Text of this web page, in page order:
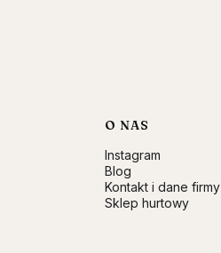
O NAS
Instagram
Blog
Kontakt i dane firmy
Sklep hurtowy